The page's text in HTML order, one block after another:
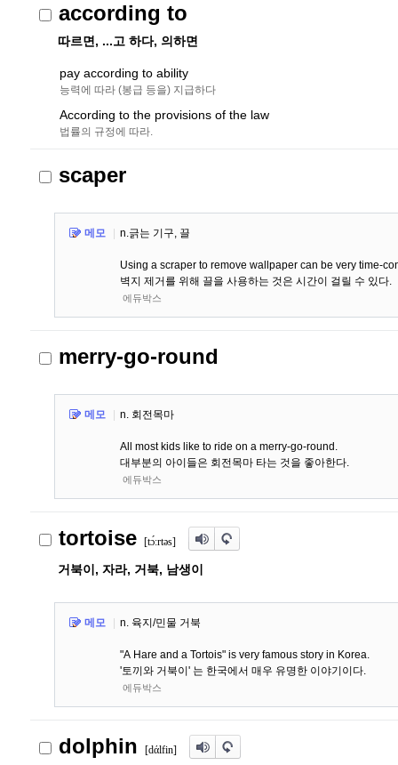
according to
따르면, ...고 하다, 의하면
pay according to ability
능력에 따라 (봉급 등을) 지급하다
According to the provisions of the law
법률의 규정에 따라.
scaper
메모 n.긁는 기구, 끌
Using a scraper to remove wallpaper can be very time-
벽지 제거를 위해 끌을 사용하는 것은 시간이 걸릴 수 있다.
에듀박스
merry-go-round
메모 n. 회전목마
All most kids like to ride on a merry-go-round.
대부분의 아이들은 회전목마 타는 것을 좋아한다.
에듀박스
tortoise [tɔ́ːrtəs]
거북이, 자라, 거북, 남생이
메모 n. 육지/민물 거북
"A Hare and a Tortois" is very famous story in Korea.
'토끼와 거북이' 는 한국에서 매우 유명한 이야기이다.
에듀박스
dolphin [dάlfin]